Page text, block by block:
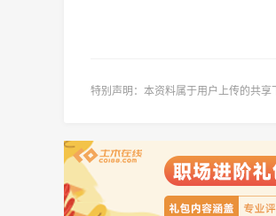
特别声明：本资料属于用户上传的共享